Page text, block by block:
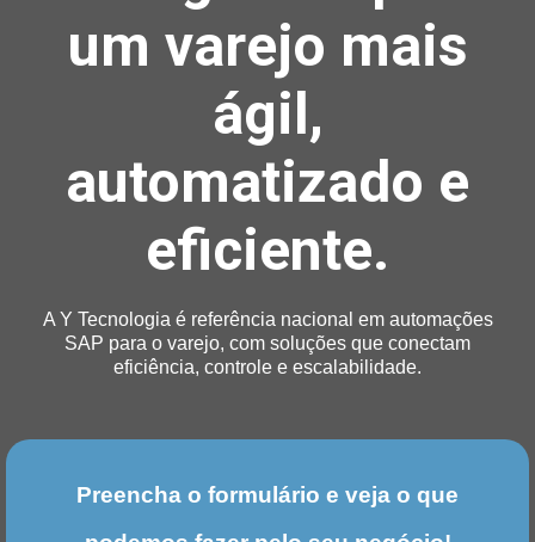
um varejo mais
ágil,
automatizado e
eficiente.
A Y Tecnologia é referência nacional em automações
SAP para o varejo, com soluções que conectam
eficiência, controle e escalabilidade.
Preencha o formulário e veja o que